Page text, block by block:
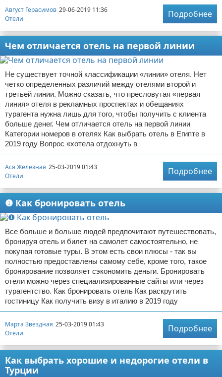
Август Герасимов 29-06-2019 11:36
Отели
Подробнее
Чем отличается отель на первой линии
Не существует точной классификации «линии» отеля. Нет
четко определенных различий между отелями второй и
третьей линии. Можно сказать, что пресловутая «первая
линия» отеля в рекламных проспектах и обещаниях
турагента нужна лишь для того, чтобы получить с клиента
больше денег. Чем отличается отель на первой линии
Категории номеров в отелях Как выбрать отель в Египте в
2019 году Вопрос «хотела отдохнуть в
Ася Железная 25-03-2019 01:43
Отели
Подробнее
❶ Как бронировать отель
Все больше и больше людей предпочитают путешествовать,
бронируя отель и билет на самолет самостоятельно, не
покупая готовые туры. В этом есть свои плюсы - так вы
полностью предоставлены самому себе, кроме того, такое
бронирование позволяет сэкономить деньги. Бронировать
отели можно через специализированные сайты или через
турагентство. Как бронировать отель Как раскрутить
гостиницу Как получить визу в италию в 2019 году
Марта Звездная 25-03-2019 01:43
Отели
Подробнее
Как выбрать хорошие и недорогие отели в
Турции